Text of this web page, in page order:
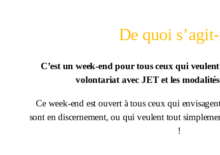
De quoi
C’est un week-end pour tous ceux qui
volontariat avec JET et les
Ce week-end est ouvert à tous ceux qui
sont en discernement, ou qui veulent tout
!